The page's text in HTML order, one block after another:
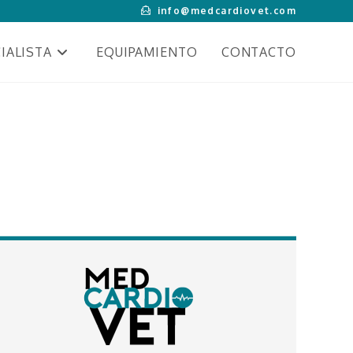
info@medcardiovet.com
EQUIPAMIENTO CONTACTO